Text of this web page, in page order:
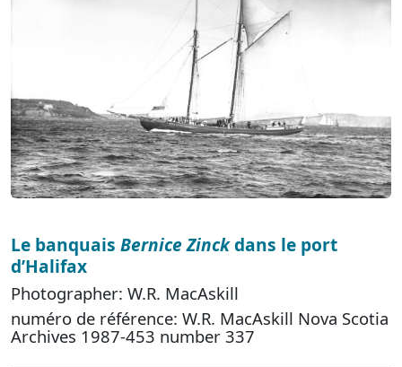
Le banquais Bernice Zinckdans le port
d’Halifax
Photographer: W.R. MacAskill
numéro de référence: W.R. MacAskill Nova Scotia
Archives 1987-453 number 337